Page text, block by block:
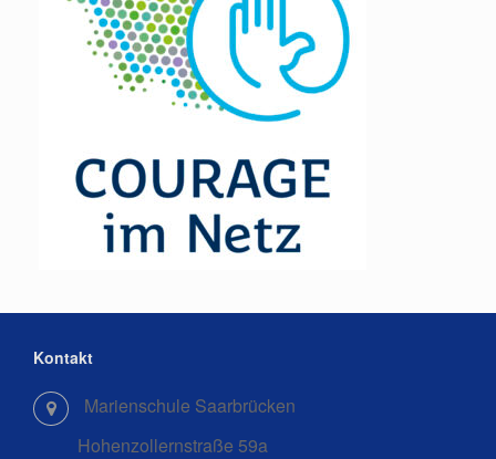
Kontakt
Marienschule Saarbrücken
Hohenzollernstraße 59a